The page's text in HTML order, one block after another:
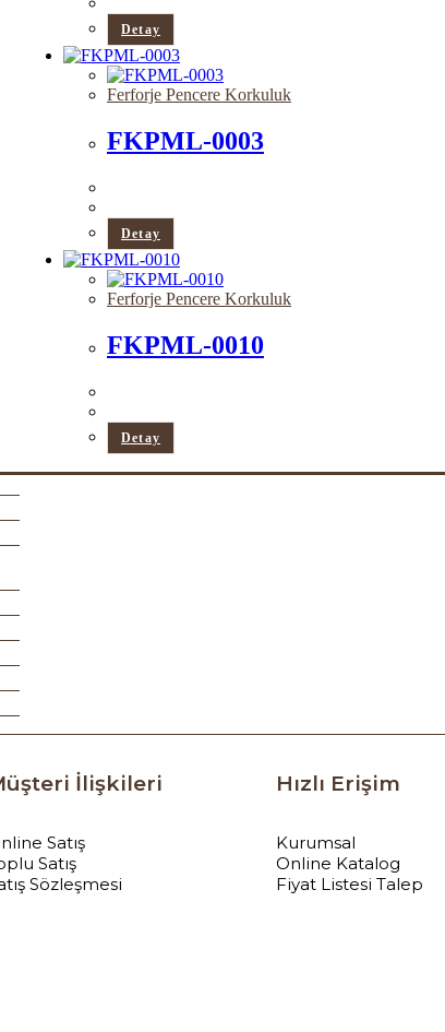
Detay
Ferforje Pencere Korkuluk
FKPML-0003
Detay
Ferforje Pencere Korkuluk
FKPML-0010
Detay
İlişkileri
Satış
Satış
Sözleşmesi
Hızlı Erişim
Kurumsal
Online Katalog
Fiyat Listesi Talep